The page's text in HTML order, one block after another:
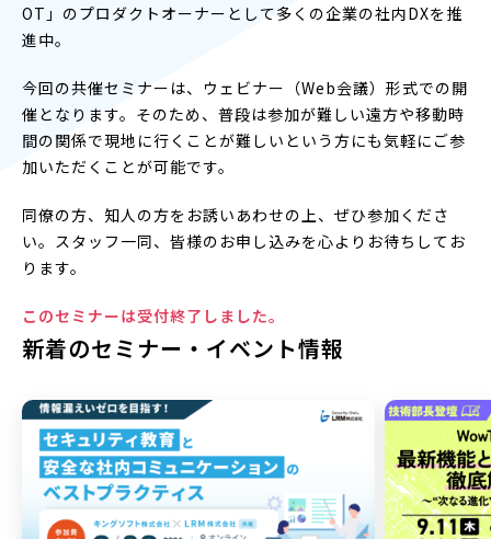
OT」のプロダクトオーナーとして多くの企業の社内DXを推
進中。
今回の共催セミナーは、ウェビナー（Web会議）形式での開
催となります。そのため、普段は参加が難しい遠方や移動時
間の関係で現地に行くことが難しいという方にも気軽にご参
加いただくことが可能です。
同僚の方、知人の方をお誘いあわせの上、ぜひ参加くださ
い。スタッフ一同、皆様のお申し込みを心よりお待ちしてお
ります。
このセミナーは受付終了しました。
新着のセミナー・イベント情報